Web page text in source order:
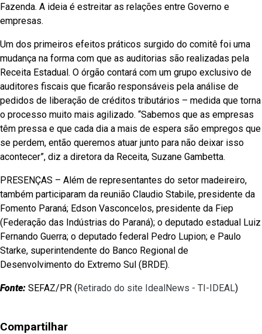
Fazenda. A ideia é estreitar as relações entre Governo e
empresas.
Um dos primeiros efeitos práticos surgido do comitê foi uma
mudança na forma com que as auditorias são realizadas pela
Receita Estadual. O órgão contará com um grupo exclusivo de
auditores fiscais que ficarão responsáveis pela análise de
pedidos de liberação de créditos tributários – medida que torna
o processo muito mais agilizado. “Sabemos que as empresas
têm pressa e que cada dia a mais de espera são empregos que
se perdem, então queremos atuar junto para não deixar isso
acontecer”, diz a diretora da Receita, Suzane Gambetta.
PRESENÇAS – Além de representantes do setor madeireiro,
também participaram da reunião Claudio Stabile, presidente da
Fomento Paraná; Edson Vasconcelos, presidente da Fiep
(Federação das Indústrias do Paraná); o deputado estadual Luiz
Fernando Guerra; o deputado federal Pedro Lupion; e Paulo
Starke, superintendente do Banco Regional de
Desenvolvimento do Extremo Sul (BRDE).
Fonte: SEFAZ/PR (Retirado do site IdealNews - TI-IDEAL)
Compartilhar